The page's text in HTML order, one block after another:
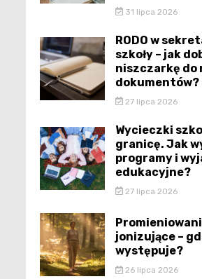
31 lipca 2026
RODO w
szkoły – jak
niszczarkę do
dokumentów?
27 lipca 2026
Wycieczki
granicę. Jak
programy i
edukacyjne?
27 lipca 2026
jonizujące –
występuje?
26 lipca 2026